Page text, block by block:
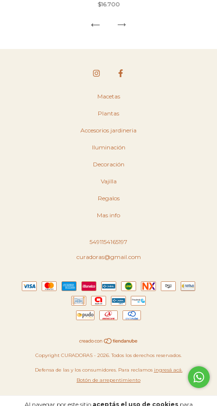
Al navegar por este sitio aceptás el uso de cookiespara
$16.700
Macetas
Plantas
Accesorios jardineria
Iluminación
Decoración
Vajilla
Regalos
Mas info
5491154165197
curadoras@gmail.com
Copyright CURADORAS - 2026. Todos los derechos reservados.
Defensa de las y los consumidores. Para reclamos ingresá acá.
Botón de arrepentimiento